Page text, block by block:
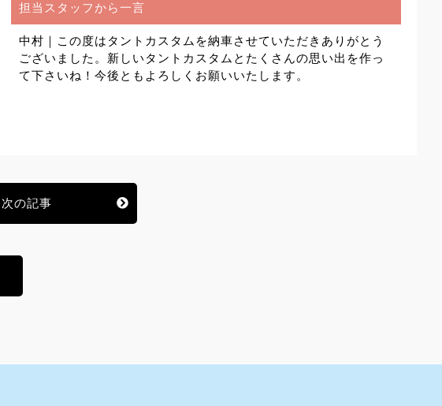
担当スタッフから一言
中村｜この度はタントカスタムを納車させていただきありがとう
ございました。新しいタントカスタムとたくさんの思い出を作っ
て下さいね！今後ともよろしくお願いいたします。
次の記事